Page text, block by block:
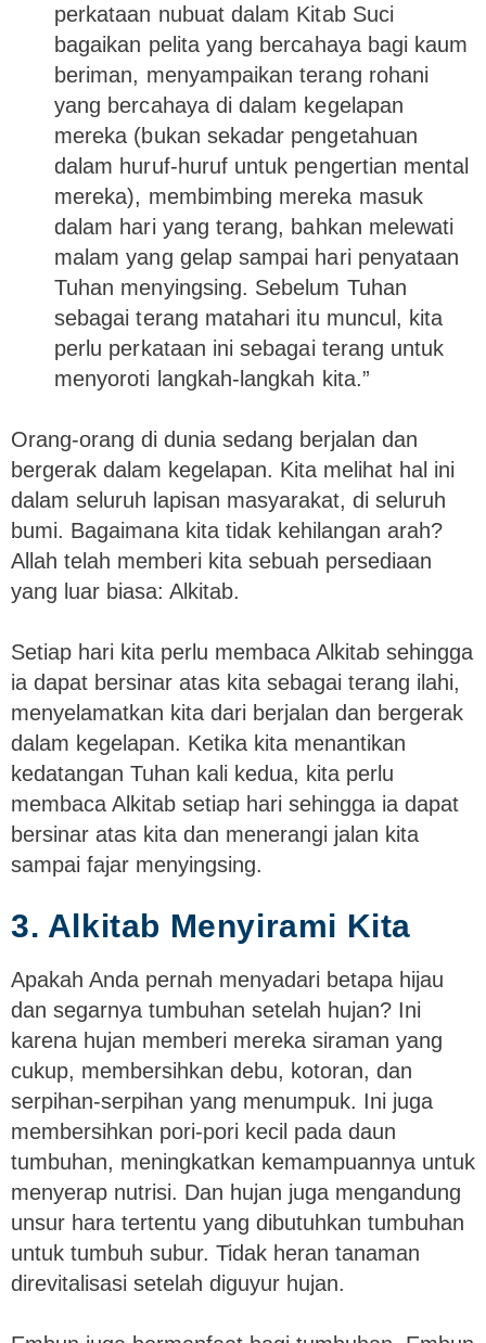
perkataan nubuat dalam Kitab Suci
bagaikan pelita yang bercahaya bagi kaum
beriman, menyampaikan terang rohani
yang bercahaya di dalam kegelapan
mereka (bukan sekadar pengetahuan
dalam huruf-huruf untuk pengertian mental
mereka), membimbing mereka masuk
dalam hari yang terang, bahkan melewati
malam yang gelap sampai hari penyataan
Tuhan menyingsing. Sebelum Tuhan
sebagai terang matahari itu muncul, kita
perlu perkataan ini sebagai terang untuk
menyoroti langkah-langkah kita.”
Orang-orang di dunia sedang berjalan dan
bergerak dalam kegelapan. Kita melihat hal ini
dalam seluruh lapisan masyarakat, di seluruh
bumi. Bagaimana kita tidak kehilangan arah?
Allah telah memberi kita sebuah persediaan
yang luar biasa: Alkitab.
Setiap hari kita perlu membaca Alkitab sehingga
ia dapat bersinar atas kita sebagai terang ilahi,
menyelamatkan kita dari berjalan dan bergerak
dalam kegelapan. Ketika kita menantikan
kedatangan Tuhan kali kedua, kita perlu
membaca Alkitab setiap hari sehingga ia dapat
bersinar atas kita dan menerangi jalan kita
sampai fajar menyingsing.
3. Alkitab Menyirami Kita
Apakah Anda pernah menyadari betapa hijau
dan segarnya tumbuhan setelah hujan? Ini
karena hujan memberi mereka siraman yang
cukup, membersihkan debu, kotoran, dan
serpihan-serpihan yang menumpuk. Ini juga
membersihkan pori-pori kecil pada daun
tumbuhan, meningkatkan kemampuannya untuk
menyerap nutrisi. Dan hujan juga mengandung
unsur hara tertentu yang dibutuhkan tumbuhan
untuk tumbuh subur. Tidak heran tanaman
direvitalisasi setelah diguyur hujan.